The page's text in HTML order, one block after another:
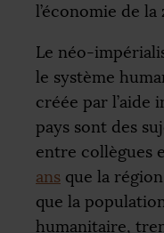
l’économie de
Le néo-
le système
créée par l’aide
pays sont des
entre collègues
ans que la
que la
humanitaire,